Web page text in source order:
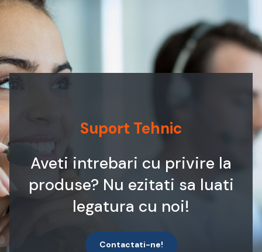
Suport Tehnic
Aveti intrebari cu privire la
produse? Nu ezitati sa luati
legatura cu noi!
Contactati-ne!